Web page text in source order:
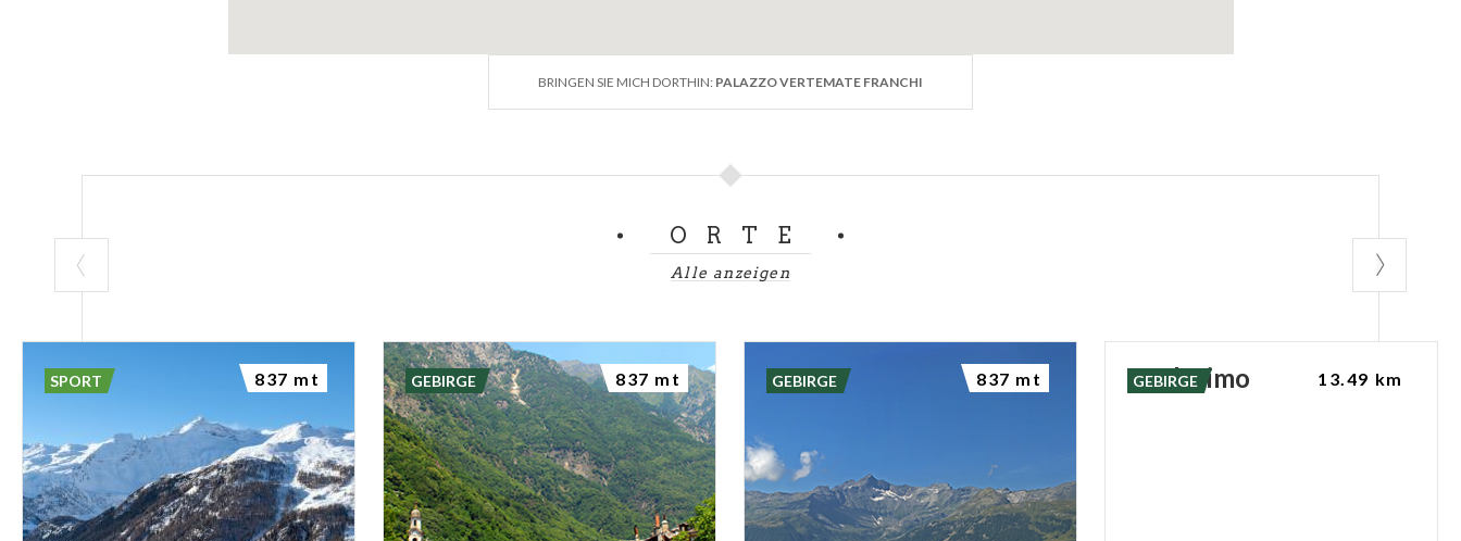
BRINGEN SIE MICH DORTHIN: PALAZZO VERTEMATE FRANCHI
ORTE
Alle anzeigen
SPORT 837 mt GEBIRGE 837 mt GEBIRGE 837 mt Madesimo
GEBIRGE 13.49 km